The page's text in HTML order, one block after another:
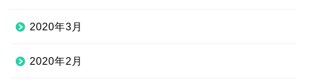
2020年3月
2020年2月